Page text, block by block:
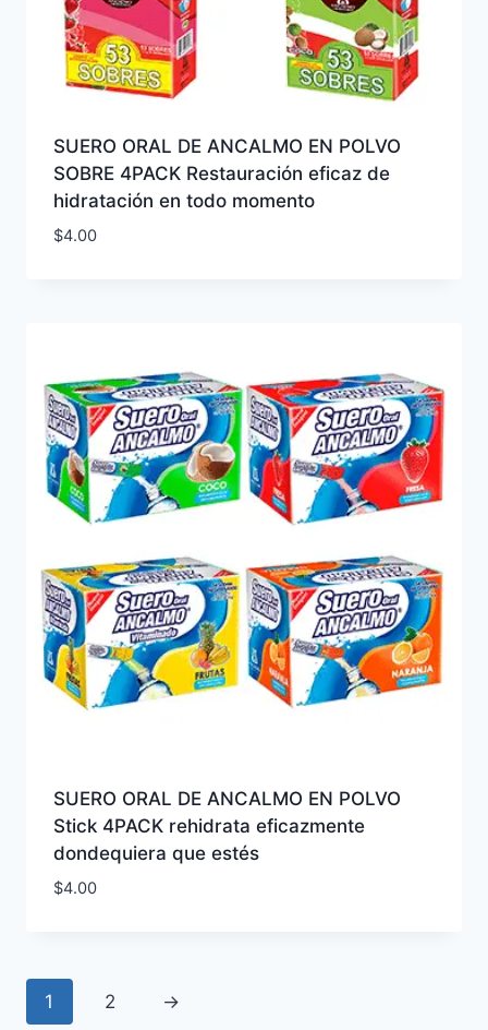
SUERO ORAL DE ANCALMO EN POLVO
SOBRE 4PACK Restauración eficaz de
hidratación en todo momento
$4.00
SUERO ORAL DE ANCALMO EN POLVO
Stick 4PACK rehidrata eficazmente
dondequiera que estés
$4.00
1 2 →